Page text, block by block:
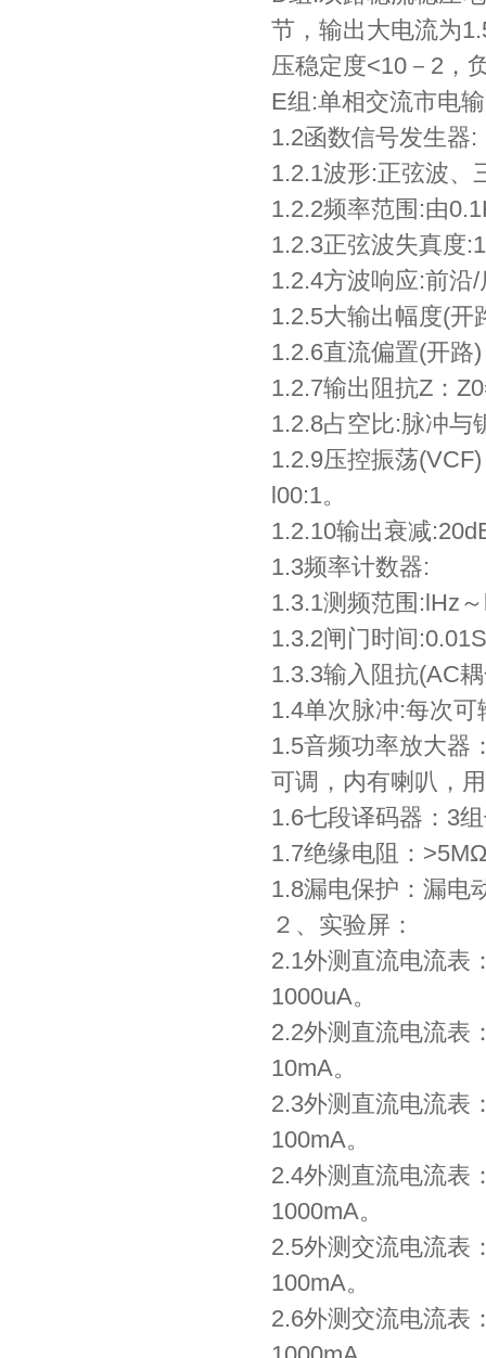
节，输出大电流为
压稳定度<10－2，
E组:单相交流市电
1.2函数信号发生器:
1.2.1波形:正弦波、
1.2.2频率范围:由
1.2.3正弦波失真度
1.2.4方波响应:前沿
1.2.5大输出幅度(开
1.2.6直流偏置(开路
1.2.7输出阻抗Z：
1.2.8占空比:脉冲与
1.2.9压控振荡
l00:1。
1.2.10输出衰减
1.3频率计数器:
1.3.1测频范围:lHz
1.3.2闸门时间
1.3.3输入阻抗(AC
1.4单次脉冲:每次
1.5音频功率放大器
可调，内有喇叭，
1.6七段译码器：3
1.7绝缘电阻：>5MΩ
1.8漏电保护：漏电
２、实验屏：
2.1外测直流电流表
1000uA。
2.2外测直流电流表
10mA。
2.3外测直流电流表
100mA。
2.4外测直流电流表
1000mA。
2.5外测交流电流表
100mA。
2.6外测交流电流表